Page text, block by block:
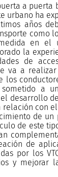
a puerta
urbano ha
años
como
en el
la
de
va a
los
a
desarrollo
relación con
de un
de este
de
por los
y mejorar